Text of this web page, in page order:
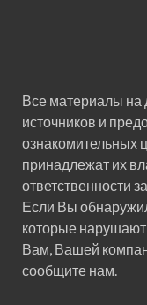
Все материалы на
источников и
ознакомительных
принадлежат их
ответственности
Если Вы
которые
Вам, Вашей
сообщите нам.